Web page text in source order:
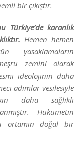
bir çıkıştır.
Türkiye’de karanlık
Hemen hemen
yasaklamaların
zemini olarak
ideolojinin daha
adımlar vesilesiyle
daha sağlıklı
Hükümetin
ortamın doğal bir